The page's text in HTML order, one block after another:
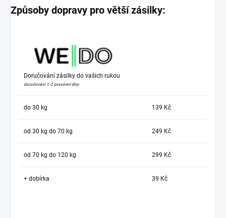
Způsoby dopravy pro větší zásilky:
Doručování zásilky do vašich rukou
doručování 1-2 pracovní dny
do 30 kg 139 Kč
od 30 kg do 70 kg 249 Kč
od 70 kg do 120 kg 299 Kč
+ dobírka 39 Kč